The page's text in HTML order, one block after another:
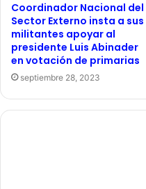
Coordinador Nacional del
Sector Externo insta a sus
militantes apoyar al
presidente Luis Abinader
en votación de primarias
septiembre 28, 2023